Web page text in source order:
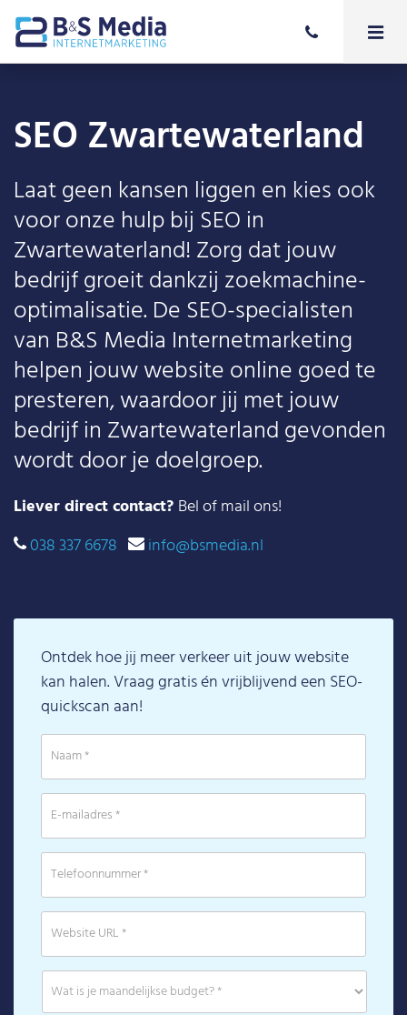
SEO Zwartewaterland
Laat geen kansen liggen en kies ook
voor onze hulp bij SEO in
Zwartewaterland! Zorg dat jouw
bedrijf groeit dankzij zoekmachine-
optimalisatie. De SEO-specialisten
van B&S Media Internetmarketing
helpen jouw website online goed te
presteren, waardoor jij met jouw
bedrijf in Zwartewaterland gevonden
wordt door je doelgroep.
Liever direct contact? Bel of mail ons!
038 337 6678
info@bsmedia.nl
Ontdek hoe jij meer verkeer uit jouw website
kan halen. Vraag gratis én vrijblijvend een SEO-
quickscan aan!